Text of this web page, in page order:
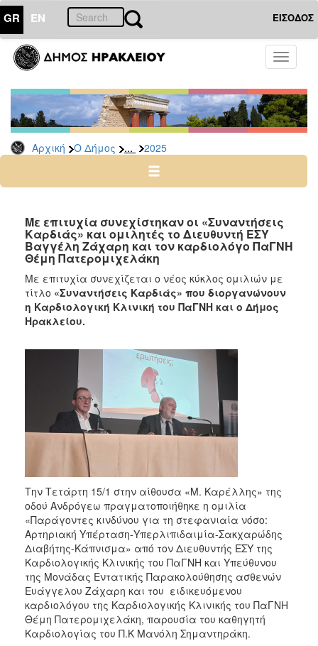
GR EN ΕΙΣΟΔΟΣ
Toggle
Αρχική Ο Δήμος ... 2025
ΔΗΜΟΣ
Δελτία
Τύπου
Αρχείο
2026
2024
2022
2021
2020
2019
2018
2016
2015
2013
2012
2011
2006
ΤΟΠΟΣ
ΠΟΛΙΤΙΣΜΟΣ
Με επιτυχία συνεχίστηκαν οι «Συναντήσεις
Καρδιάς» και ομιλητές το Διευθυντή ΕΣΥ
Bαγγέλη Ζάχαρη και τον καρδιολόγο ΠαΓΝΗ
Θέμη Πατερομιχελάκη
Mε επιτυχία συνεχίζεται ο νέος κύκλος ομιλιών με
τίτλο «Συναντήσεις Καρδιάς» που διοργανώνουν
η Καρδιολογική Κλινική του ΠαΓΝΗ και ο Δήμος
Ηρακλείου.
Την Τετάρτη 15/1 στην αίθουσα «Μ. Καρέλλης» της
οδού Ανδρόγεω πραγματοποιήθηκε η ομιλία
«Παράγοντες κινδύνου για τη στεφανιαία νόσο:
Αρτηριακή Υπέρταση-Υπερλιπιδαιμία-Σακχαρώδης
Διαβήτης-Κάπνισμα» από τον Διευθυντής ΕΣΥ της
Καρδιολογικής Κλινικής του ΠαΓΝΗ και Υπεύθυνου
της Μονάδας Εντατικής Παρακολούθησης ασθενών
Ευάγγελου Ζάχαρη και του ειδικευόμενου
καρδιολόγου της Καρδιολογικής Κλινικής του ΠαΓΝΗ
Θέμη Πατερομιχελάκη, παρουσία του καθηγητή
Καρδιολογίας του Π.Κ Μανόλη Σημαντηράκη.